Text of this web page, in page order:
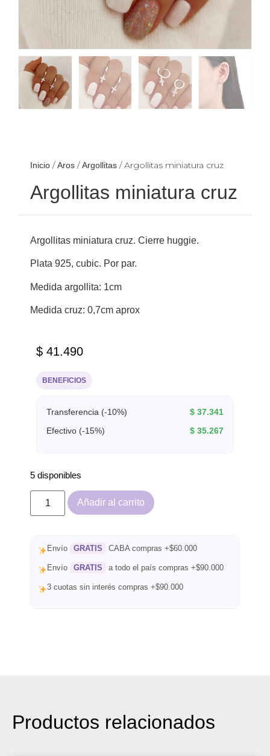
Inicio /Aros /Argollitas / Argollitas miniatura cruz
Argollitas miniatura cruz
Argollitas miniatura cruz. Cierre huggie.
Plata 925, cubic. Por par.
Medida argollita: 1cm
Medida cruz: 0,7cm aprox
$ 41.490
BENEFICIOS
Transferencia (-10%) $ 37.341
Efectivo (-15%)
$ 35.267
5 disponibles
Añadir al carrito
Envío GRATIS CABA compras +$60.000
Envío GRATIS a todo el país compras +$90.000
3 cuotas sin interés compras +$90.000
Productos relacionados